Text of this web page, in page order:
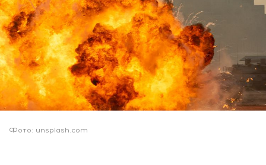
Фото: unsplash.com